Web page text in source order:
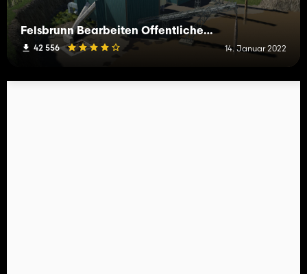
Felsbrunn Bearbeiten Öffentliche Arbeiten V2
42 556 14. Januar 2022